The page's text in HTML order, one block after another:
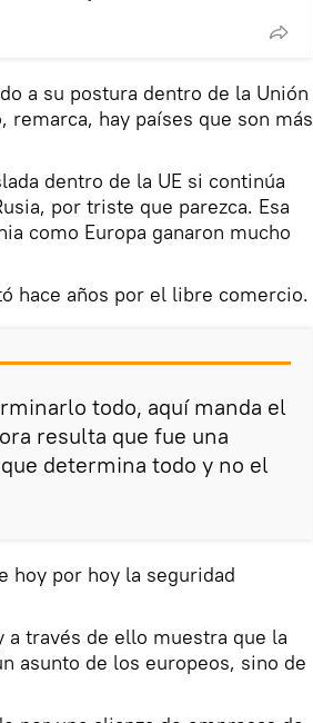
a su postura dentro de la Unión
hay países que son más
dentro de la UE si continúa
por triste que parezca. Esa
como Europa ganaron mucho
hace años por el libre comercio.
todo, aquí manda el
resulta que fue una
determina todo y no el
hoy por hoy la seguridad
a través de ello muestra que la
asunto de los europeos, sino de